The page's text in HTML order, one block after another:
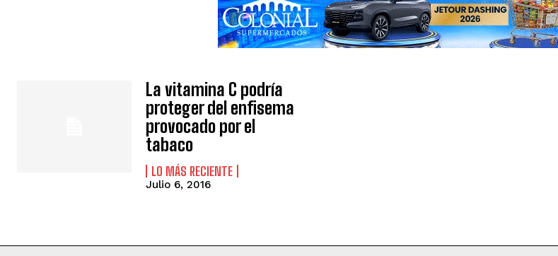
La vitamina C podría
proteger del enfisema
provocado por el
tabaco
LO MÁS RECIENTE
Julio 6, 2016